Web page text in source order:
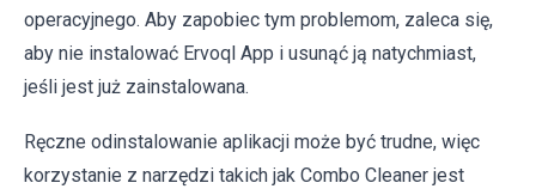
operacyjnego. Aby zapobiec tym problemom, zaleca się,
aby nie instalować Ervoql App i usunąć ją natychmiast,
jeśli jest już zainstalowana.
Ręczne odinstalowanie aplikacji może być trudne, więc
korzystanie z narzędzi takich jak Combo Cleaner jest